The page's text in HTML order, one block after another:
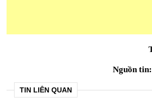
Nguồn tin:
TIN LIÊN QUAN